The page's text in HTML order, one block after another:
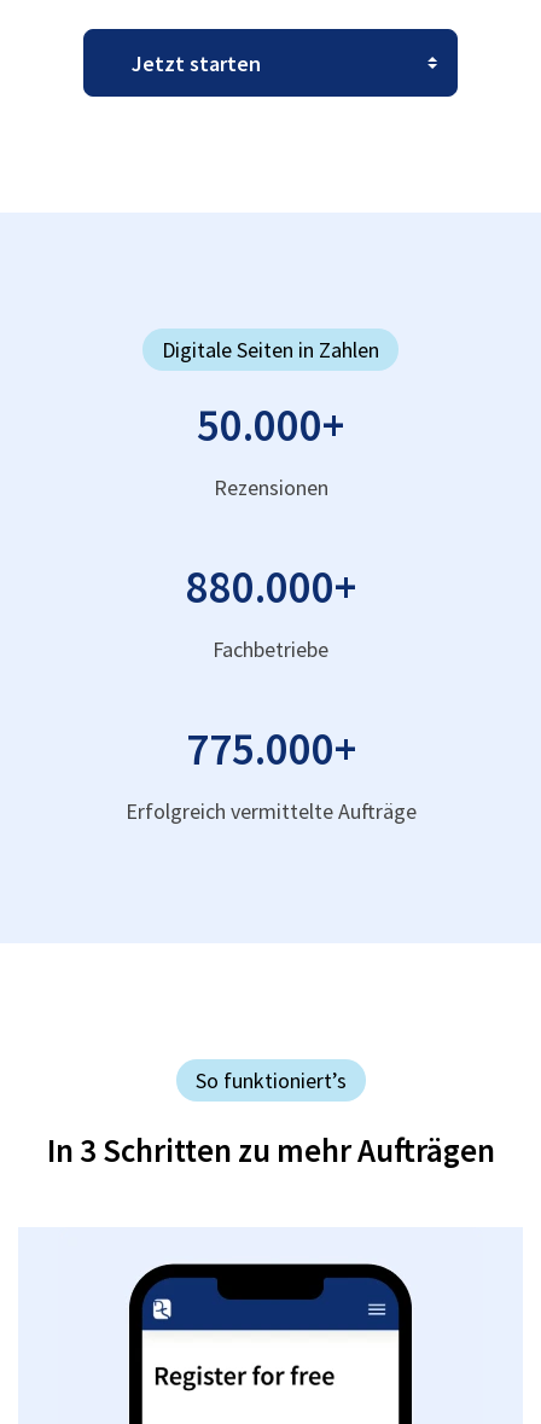
Digitale Seiten in Zahlen
50.000+
Rezensionen
880.000+
Fachbetriebe
775.000+
Erfolgreich vermittelte Aufträge
So funktioniert’s
In 3 Schritten zu mehr Aufträgen